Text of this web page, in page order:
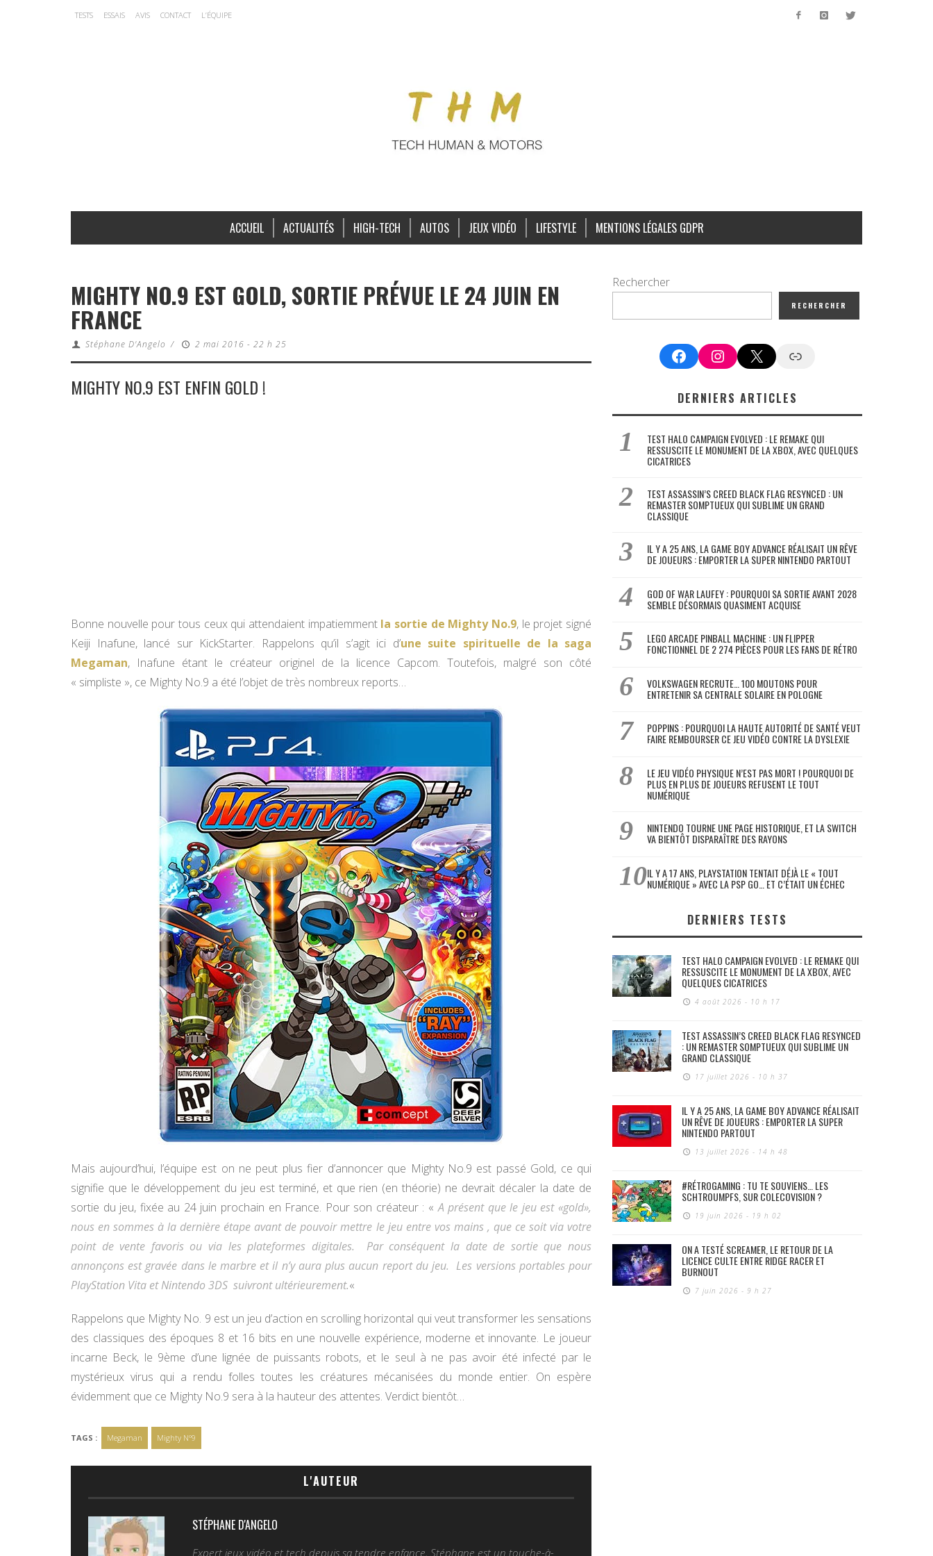
TESTS ESSAIS AVIS CONTACT L’ÉQUIPE
ACCUEIL ACTUALITÉS HIGH-TECH AUTOS JEUX VIDÉO LIFESTYLE MENTIONS LÉGALES GDPR
MIGHTY NO.9 EST GOLD, SORTIE PRÉVUE LE 24 JUIN EN
FRANCE
Stéphane D'Angelo / 2 mai 2016 - 22 h 25
MIGHTY NO.9 EST ENFIN GOLD !
Bonne nouvelle pour tous ceux qui attendaient impatiemment la sortie de Mighty No.9, le projet signé
Keiji Inafune, lancé sur KickStarter. Rappelons qu’il s’agit ici d’une suite spirituelle de la saga
Megaman, Inafune étant le créateur originel de la licence Capcom. Toutefois, malgré son côté
« simpliste », ce Mighty No.9 a été l’objet de très nombreux reports…
Mais aujourd’hui, l’équipe est on ne peut plus fier d’annoncer que Mighty No.9 est passé Gold, ce qui
signifie que le développement du jeu est terminé, et que rien (en théorie) ne devrait décaler la date de
sortie du jeu, fixée au 24 juin prochain en France. Pour son créateur : «A présent que le jeu est «gold»,
nous en sommes à la dernière étape avant de pouvoir mettre le jeu entre vos mains , que ce soit via votre
point de vente favoris ou via les plateformes digitales. Par conséquent la date de sortie que nous
annonçons est gravée dans le marbre et il n’y aura plus aucun report du jeu. Les versions portables pour
PlayStation Vita et Nintendo 3DS suivront ultérieurement.«
Rappelons que Mighty No. 9 est un jeu d’action en scrolling horizontal qui veut transformer les sensations
des classiques des époques 8 et 16 bits en une nouvelle expérience, moderne et innovante. Le joueur
incarne Beck, le 9ème d’une lignée de puissants robots, et le seul à ne pas avoir été infecté par le
mystérieux virus qui a rendu folles toutes les créatures mécanisées du monde entier. On espère
évidemment que ce Mighty No.9 sera à la hauteur des attentes. Verdict bientôt…
TAGS : Megaman Mighty N°9
L'AUTEUR
STÉPHANE D'ANGELO
Expert jeux vidéo et tech depuis sa tendre enfance, Stéphane est un touche-à-
Rechercher
RECHERCHER
FacebookInstagram
X Google News
DERNIERS ARTICLES
TEST HALO CAMPAIGN EVOLVED : LE REMAKE QUI
RESSUSCITE LE MONUMENT DE LA XBOX, AVEC QUELQUES
CICATRICES
TEST ASSASSIN’S CREED BLACK FLAG RESYNCED : UN
REMASTER SOMPTUEUX QUI SUBLIME UN GRAND
CLASSIQUE
IL Y A 25 ANS, LA GAME BOY ADVANCE RÉALISAIT UN RÊVE
DE JOUEURS : EMPORTER LA SUPER NINTENDO PARTOUT
GOD OF WAR LAUFEY : POURQUOI SA SORTIE AVANT 2028
SEMBLE DÉSORMAIS QUASIMENT ACQUISE
LEGO ARCADE PINBALL MACHINE : UN FLIPPER
FONCTIONNEL DE 2 274 PIÈCES POUR LES FANS DE RÉTRO
VOLKSWAGEN RECRUTE… 100 MOUTONS POUR
ENTRETENIR SA CENTRALE SOLAIRE EN POLOGNE
POPPINS : POURQUOI LA HAUTE AUTORITÉ DE SANTÉ VEUT
FAIRE REMBOURSER CE JEU VIDÉO CONTRE LA DYSLEXIE
LE JEU VIDÉO PHYSIQUE N’EST PAS MORT ! POURQUOI DE
PLUS EN PLUS DE JOUEURS REFUSENT LE TOUT
NUMÉRIQUE
NINTENDO TOURNE UNE PAGE HISTORIQUE, ET LA SWITCH
VA BIENTÔT DISPARAÎTRE DES RAYONS
IL Y A 17 ANS, PLAYSTATION TENTAIT DÉJÀ LE « TOUT
NUMÉRIQUE » AVEC LA PSP GO… ET C’ÉTAIT UN ÉCHEC
DERNIERS TESTS
TEST HALO CAMPAIGN EVOLVED : LE REMAKE QUI
RESSUSCITE LE MONUMENT DE LA XBOX, AVEC
QUELQUES CICATRICES
4 août 2026 - 10 h 17
TEST ASSASSIN’S CREED BLACK FLAG RESYNCED
: UN REMASTER SOMPTUEUX QUI SUBLIME UN
GRAND CLASSIQUE
17 juillet 2026 - 10 h 37
IL Y A 25 ANS, LA GAME BOY ADVANCE RÉALISAIT
UN RÊVE DE JOUEURS : EMPORTER LA SUPER
NINTENDO PARTOUT
13 juillet 2026 - 14 h 48
#RÉTROGAMING : TU TE SOUVIENS… LES
SCHTROUMPFS, SUR COLECOVISION ?
19 juin 2026 - 19 h 02
ON A TESTÉ SCREAMER, LE RETOUR DE LA
LICENCE CULTE ENTRE RIDGE RACER ET
BURNOUT
7 juin 2026 - 9 h 27